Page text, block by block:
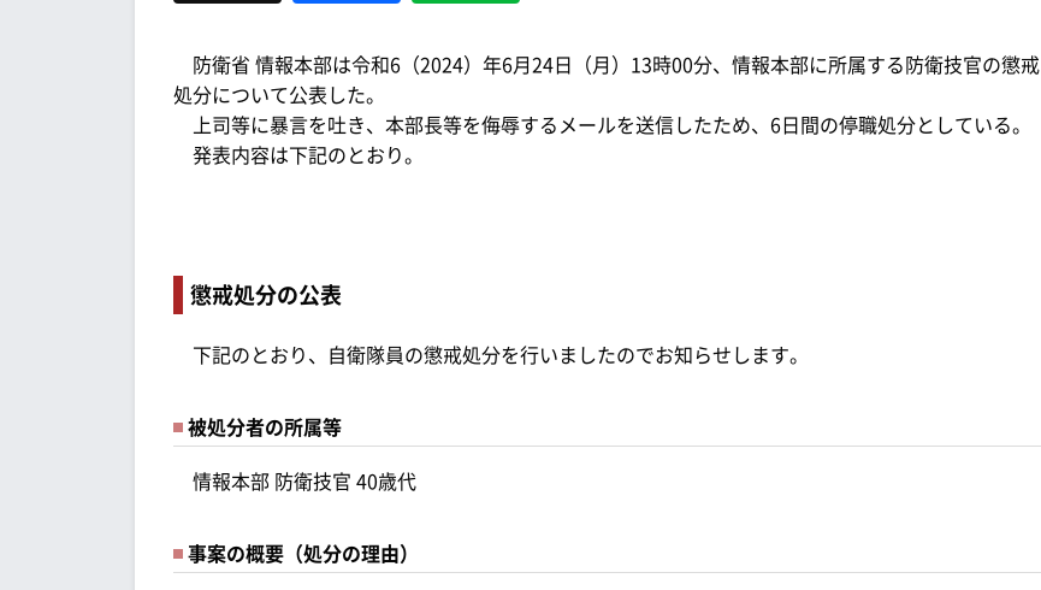
防衛省 情報本部は令和6（2024）年6月24日（月）13時00分、情報本部に所属する防衛技官の懲戒
処分について公表した。
上司等に暴言を吐き、本部長等を侮辱するメールを送信したため、6日間の停職処分としている。
発表内容は下記のとおり。
懲戒処分の公表
下記のとおり、自衛隊員の懲戒処分を行いましたのでお知らせします。
被処分者の所属等
情報本部 防衛技官 40歳代
事案の概要（処分の理由）